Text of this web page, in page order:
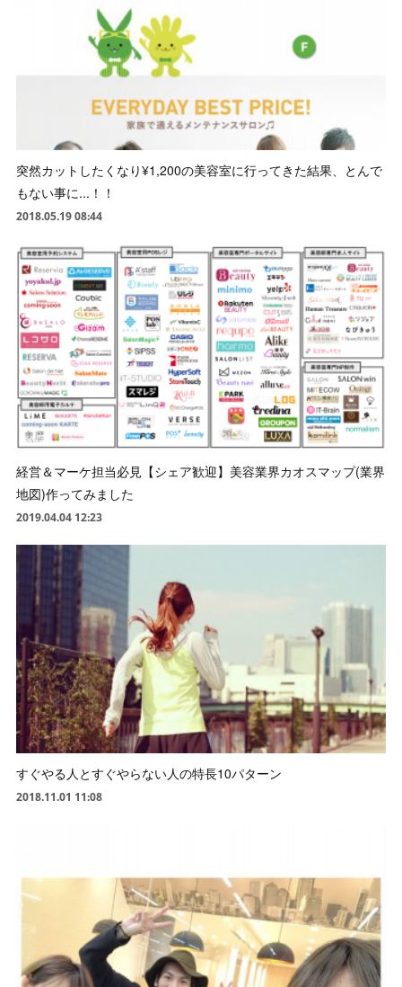
突然カットしたくなり¥1,200の美容室に行ってきた結果、とんで
もない事に...！！
2018.05.19 08:44
経営＆マーケ担当必見【シェア歓迎】美容業界カオスマップ(業界
地図)作ってみました
2019.04.04 12:23
すぐやる人とすぐやらない人の特長10パターン
2018.11.01 11:08